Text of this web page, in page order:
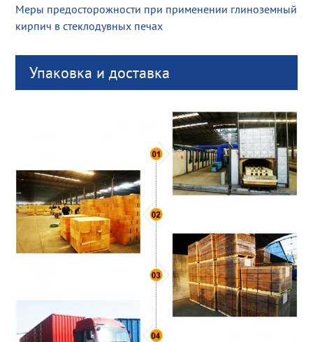
Меры предосторожности при применении глиноземный
кирпич в стеклодувных печах
Упаковка и доставка